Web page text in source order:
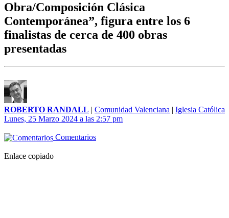
Obra/Composición Clásica
Contemporánea”, figura entre los 6
finalistas de cerca de 400 obras
presentadas
ROBERTO RANDALL | Comunidad Valenciana | Iglesia Católica
Lunes, 25 Marzo 2024 a las 2:57 pm
Comentarios
Enlace copiado